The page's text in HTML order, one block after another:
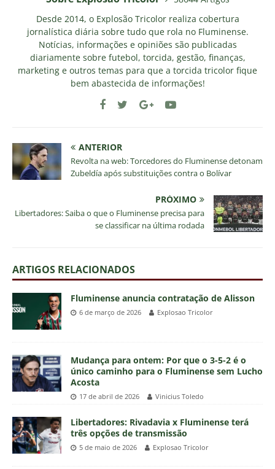
Desde 2014, o Explosão Tricolor realiza cobertura
jornalística diária sobre tudo que rola no Fluminense.
Notícias, informações e opiniões são publicadas
diariamente sobre futebol, torcida, gestão, finanças,
marketing e outros temas para que a torcida tricolor fique
bem abastecida de informações!
ANTERIOR
Revolta na web: Torcedores do Fluminense detonam
Zubeldía após substituições contra o Bolívar
PRÓXIMO
Libertadores: Saiba o que o Fluminense precisa para
se classificar na última rodada
ARTIGOS RELACIONADOS
Fluminense anuncia contratação de Alisson
6 de março de 2026 Explosao Tricolor
Mudança para ontem: Por que o 3-5-2 é o
único caminho para o Fluminense sem Lucho
Acosta
17 de abril de 2026 Vinicius Toledo
Libertadores: Rivadavia x Fluminense terá
três opções de transmissão
5 de maio de 2026 Explosao Tricolor